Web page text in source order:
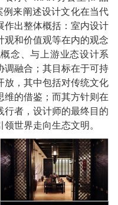
来阐述设计文化在当代
作出整体概括：室内设计
观和价值观等在内的观念
念、与上游业态设计系
调融合；其目标在于可持
放，其中包括对传统文化
维的借鉴；而其方针则在
行者，设计师的最终目的
世界走向生态文明。